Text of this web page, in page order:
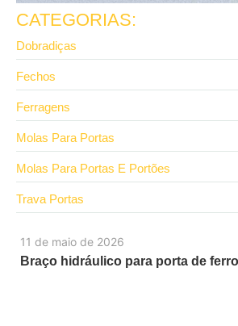
11 de maio de 2026
Braço hidráulico para porta de
CATEGORIAS:
Dobradiças
Fechos
Ferragens
Molas Para Portas
Molas Para Portas E Portões
Trava Portas